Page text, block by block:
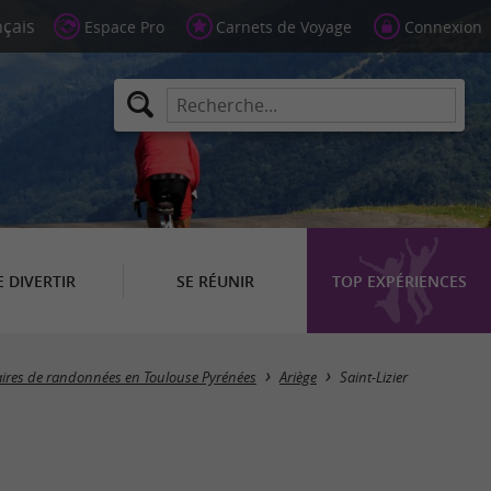
Espace Pro Carnets de Voyage Connexion
DIVERTIR SE RÉUNIR TOP EXPÉRIENCES
Masquer la carte
de randonnées en Toulouse Pyrénées Ariège Saint-Lizier